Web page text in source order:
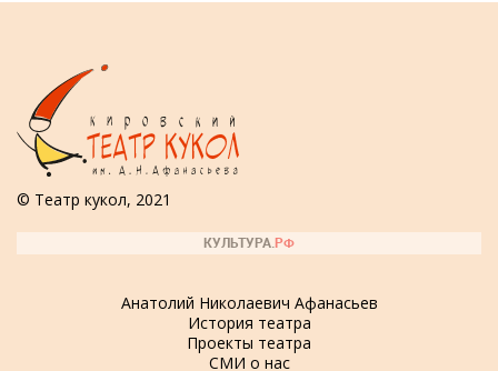
© Театр кукол, 2021
Анатолий Николаевич Афанасьев
История театра
Проекты театра
СМИ о нас